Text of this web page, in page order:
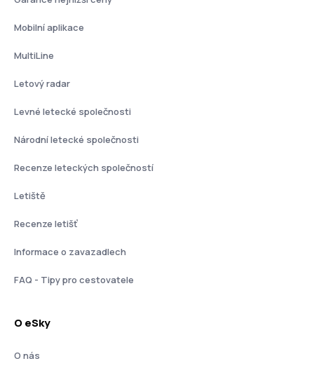
Mobilní aplikace
MultiLine
Letový radar
Levné letecké společnosti
Národní letecké společnosti
Recenze leteckých společností
Letiště
Recenze letišť
Informace o zavazadlech
FAQ - Tipy pro cestovatele
O eSky
O nás